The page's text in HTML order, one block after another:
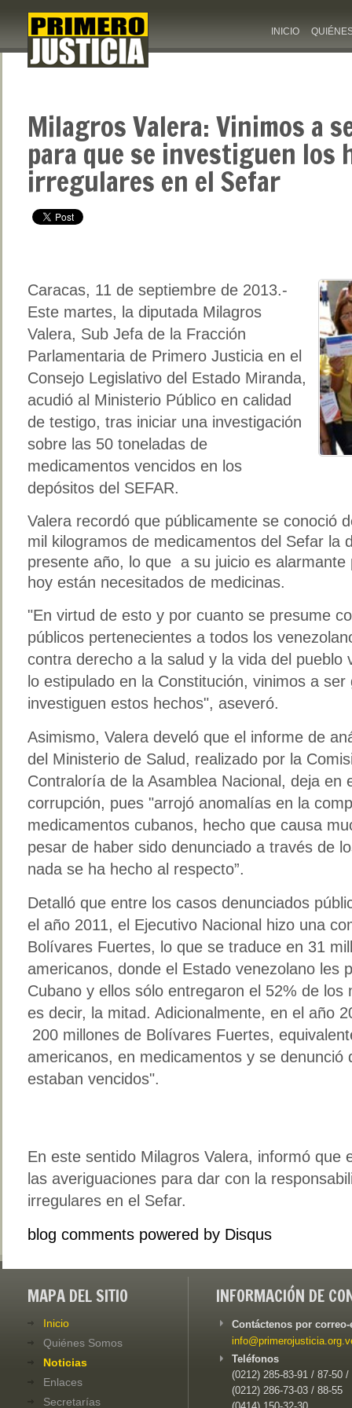
INICIO
Milagros Valera: Vinimos a
para que se investiguen los
irregulares en el Sefar
Caracas, 11 de septiembre de 2013.-
Este martes, la diputada Milagros
Valera, Sub Jefa de la Fracción
Parlamentaria de Primero Justicia en el
Consejo Legislativo del Estado Miranda,
acudió al Ministerio Público en calidad
de testigo, tras iniciar una investigación
sobre las 50 toneladas de
medicamentos vencidos en los
depósitos del SEFAR.
Valera recordó que públicamente se conoció
mil kilogramos de medicamentos del Sefar la
presente año, lo que a su juicio es alarmante
hoy están necesitados de medicinas.
"En virtud de esto y por cuanto se presume
públicos pertenecientes a todos los
contra derecho a la salud y la vida del pueblo
lo estipulado en la Constitución, vinimos a
investiguen estos hechos", aseveró.
Asimismo, Valera develó que el informe de
del Ministerio de Salud, realizado por la
Contraloría de la Asamblea Nacional, deja en
corrupción, pues "arrojó anomalías en la
medicamentos cubanos, hecho que causa
pesar de haber sido denunciado a través de
nada se ha hecho al respecto”.
Detalló que entre los casos denunciados
el año 2011, el Ejecutivo Nacional hizo una
Bolívares Fuertes, lo que se traduce en 31
americanos, donde el Estado venezolano les
Cubano y ellos sólo entregaron el 52% de los
es decir, la mitad. Adicionalmente, en el año
200 millones de Bolívares Fuertes,
americanos, en medicamentos y se
estaban vencidos".
En este sentido Milagros Valera, informó que
las averiguaciones para dar con la
irregulares en el Sefar.
blog comments powered by Disqus
MAPA DEL SITIO
Inicio
Quiénes Somos
Noticias
Enlaces
Secretarías
INFORMACIÓN DE
Contáctenos por
Teléfonos
(0212) 285-83-91 / 87-50 /
(0212) 286-73-03 / 88-55